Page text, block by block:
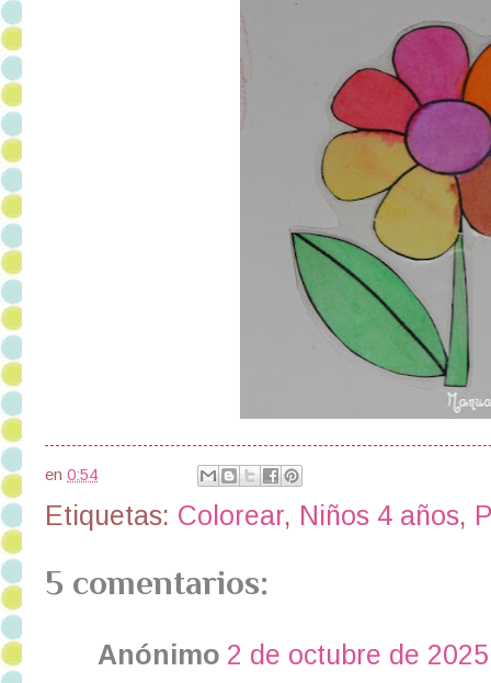
en 0:54
Etiquetas: Colorear, Niños 4 años,
5 comentarios:
Anónimo 2 de octubre de